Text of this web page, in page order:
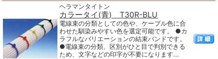
ヘラマンタイトン
カラータイ(青) T30R-BLU
電線束の分類としての色や、ケーブル色に合
わせた馴染みやすい色を選定可能です。 ●カ
ラフルなバリエーションの結束バンドです。
●電線束の分類、区別がひと目で判別できる
ため、文字などの印字が不要になります...